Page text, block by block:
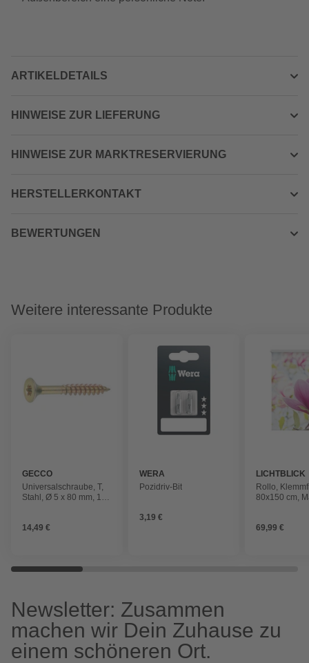
ARTIKELDETAILS
HINWEISE ZUR LIEFERUNG
HINWEISE ZUR MARKTRESERVIERUNG
HERSTELLERKONTAKT
BEWERTUNGEN
Weitere interessante Produkte
GECCO
Universalschraube, T,
Stahl, Ø 5 x 80 mm, 125
14,49 €
WERA
Pozidriv-Bit
3,19 €
LICHTBLICK
Rollo,
80x150 cm‎‎,
69,99 €
Newsletter: Zusammen
machen wir Dein Zuhause zu
einem schöneren Ort.